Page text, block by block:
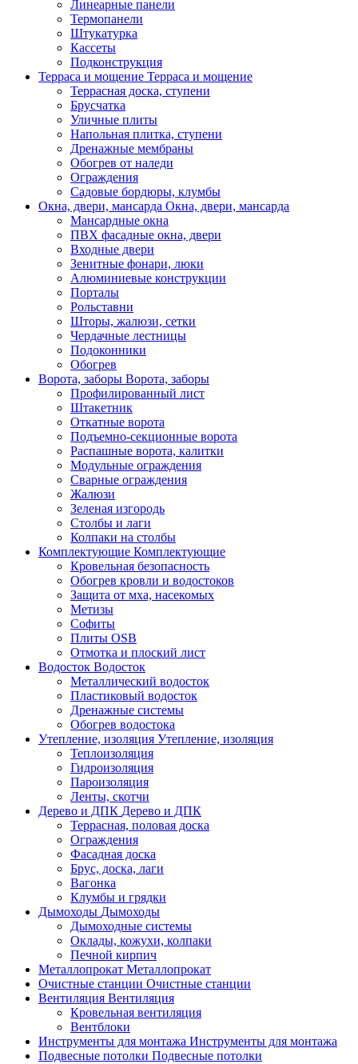
Линеарные панели
Термопанели
Штукатурка
Кассеты
Подконструкция
Терраса и мощение Терраса и мощение
Террасная доска, ступени
Брусчатка
Уличные плиты
Напольная плитка, ступени
Дренажные мембраны
Обогрев от наледи
Ограждения
Садовые бордюры, клумбы
Окна, двери, мансарда Окна, двери, мансарда
Мансардные окна
ПВХ фасадные окна, двери
Входные двери
Зенитные фонари, люки
Алюминиевые конструкции
Порталы
Рольставни
Шторы, жалюзи, сетки
Чердачные лестницы
Подоконники
Обогрев
Ворота, заборы Ворота, заборы
Профилированный лист
Штакетник
Откатные ворота
Подъемно-секционные ворота
Распашные ворота, калитки
Модульные ограждения
Сварные ограждения
Жалюзи
Зеленая изгородь
Столбы и лаги
Колпаки на столбы
Комплектующие Комплектующие
Кровельная безопасность
Обогрев кровли и водостоков
Защита от мха, насекомых
Метизы
Софиты
Плиты OSB
Отмотка и плоский лист
Водосток Водосток
Металлический водосток
Пластиковый водосток
Дренажные системы
Обогрев водостока
Утепление, изоляция Утепление, изоляция
Теплоизоляция
Гидроизоляция
Пароизоляция
Ленты, скотчи
Дерево и ДПК Дерево и ДПК
Террасная, половая доска
Ограждения
Фасадная доска
Брус, доска, лаги
Вагонка
Клумбы и грядки
Дымоходы Дымоходы
Дымоходные системы
Оклады, кожухи, колпаки
Печной кирпич
Металлопрокат Металлопрокат
Очистные станции Очистные станции
Вентиляция Вентиляция
Кровельная вентиляция
Вентблоки
Инструменты для монтажа Инструменты для монтажа
Подвесные потолки Подвесные потолки